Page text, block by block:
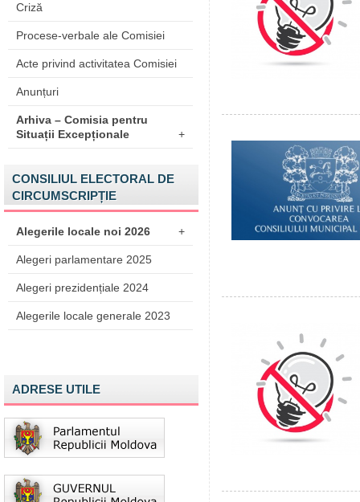
Criză
Procese-verbale ale Comisiei
Acte privind activitatea Comisiei
Anunțuri
Arhiva – Comisia pentru
Situații Excepționale
+
CONSILIUL ELECTORAL DE
CIRCUMSCRIPȚIE
Alegerile locale noi 2026 +
Alegeri parlamentare 2025
Alegeri prezidențiale 2024
Alegerile locale generale 2023
ADRESE UTILE